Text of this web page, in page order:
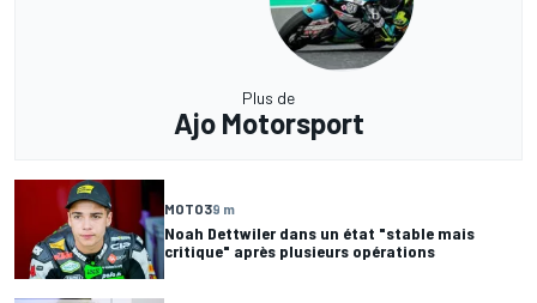
Plus de
Ajo Motorsport
MOTO39 m
Noah Dettwiler dans un état "stable mais
critique" après plusieurs opérations